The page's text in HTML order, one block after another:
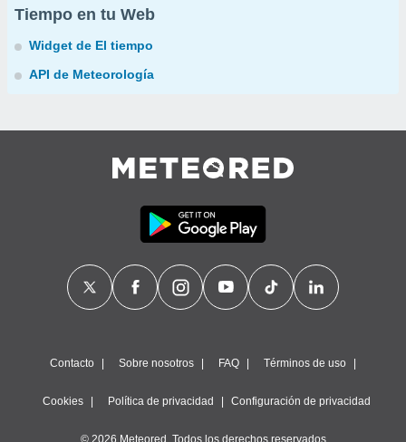
Tiempo en tu Web
Widget de El tiempo
API de Meteorología
Contacto Sobre nosotros FAQ Términos de uso
Cookies Política de privacidad Configuración de privacidad
© 2026 Meteored. Todos los derechos reservados